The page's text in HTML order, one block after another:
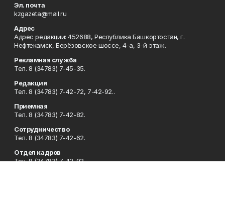
Эл. почта
kzgazeta@mail.ru
Адрес
Адрес редакции: 452688, Республика Башкортостан, г.
Нефтекамск, Берёзовское шоссе, 4-а, 3-й этаж.
Рекламная служба
Тел. 8 (34783) 7-45-35.
Редакция
Тел. 8 (34783) 7-42-72, 7-42-92..
Приемная
Тел. 8 (34783) 7-42-82.
Сотрудничество
Тел. 8 (34783) 7-42-62.
Отдел кадров
Тел. 8 (34783) 7-42-92.